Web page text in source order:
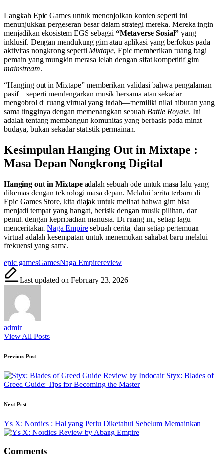
Langkah Epic Games untuk menonjolkan konten seperti ini
menunjukkan pergeseran besar dalam strategi mereka. Mereka ingin
menjadikan ekosistem EGS sebagai “Metaverse Sosial” yang
inklusif. Dengan mendukung gim atau aplikasi yang berfokus pada
aktivitas nongkrong seperti Mixtape, Epic memberikan ruang bagi
pemain yang mungkin merasa lelah dengan sifat kompetitif gim
mainstream.
“Hanging out in Mixtape” memberikan validasi bahwa pengalaman
pasif—seperti mendengarkan musik bersama atau sekadar
mengobrol di ruang virtual yang indah—memiliki nilai hiburan yang
sama tingginya dengan memenangkan sebuah Battle Royale. Ini
adalah tentang membangun komunitas yang berbasis pada minat
budaya, bukan sekadar statistik permainan.
Kesimpulan Hanging Out in Mixtape :
Masa Depan Nongkrong Digital
Hanging out in Mixtape adalah sebuah ode untuk masa lalu yang
dikemas dengan teknologi masa depan. Melalui berita terbaru di
Epic Games Store, kita diajak untuk melihat bahwa gim bisa
menjadi tempat yang hangat, berisik dengan musik pilihan, dan
penuh dengan kepribadian manusia. Di ruang ini, setiap lagu
menceritakan Naga Empire sebuah cerita, dan setiap pertemuan
virtual adalah kesempatan untuk menemukan sahabat baru melalui
frekuensi yang sama.
Tags:
epic gamesGamesNaga Empirereview
Last updated on February 23, 2026
admin
View All Posts
Post
navigation
Previous Post
Styx: Blades of
Greed Guide: Tips for Becoming the Master
Next Post
Ys X: Nordics : Hal yang Perlu Diketahui Sebelum Memainkan
Comments